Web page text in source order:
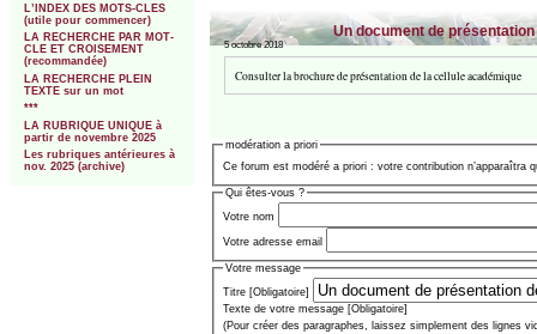
L’INDEX DES MOTS-CLES
(utile pour commencer)
LA RECHERCHE PAR MOT-
CLE ET CROISEMENT
(recommandée)
LA RECHERCHE PLEIN
TEXTE sur un mot
***
LA RUBRIQUE UNIQUE à
partir de novembre 2025
Les rubriques antérieures à
nov. 2025 (archive)
Un document de
5 octobre 2018
Consulter la brochure de présentation de la cellule académique
modération a priori
Ce forum est modéré a priori : votre contribution n’apparaîtra
Qui êtes-vous ?
Votre nom
Votre adresse email
Votre message
Titre [Obligatoire]
Texte de votre message [Obligatoire]
(Pour créer des paragraphes, laissez simplement des lignes